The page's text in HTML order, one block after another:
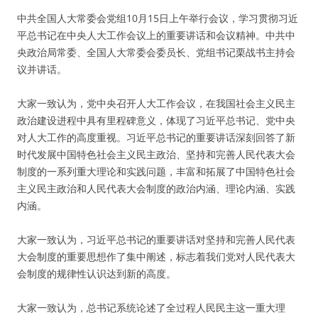
中共全国人大常委会党组10月15日上午举行会议，学习贯彻习近
平总书记在中央人大工作会议上的重要讲话和会议精神。中共中
央政治局常委、全国人大常委会委员长、党组书记栗战书主持会
议并讲话。
大家一致认为，党中央召开人大工作会议，在我国社会主义民主
政治建设进程中具有里程碑意义，体现了习近平总书记、党中央
对人大工作的高度重视。习近平总书记的重要讲话深刻回答了新
时代发展中国特色社会主义民主政治、坚持和完善人民代表大会
制度的一系列重大理论和实践问题，丰富和拓展了中国特色社会
主义民主政治和人民代表大会制度的政治内涵、理论内涵、实践
内涵。
大家一致认为，习近平总书记的重要讲话对坚持和完善人民代表
大会制度的重要思想作了集中阐述，标志着我们党对人民代表大
会制度的规律性认识达到新的高度。
大家一致认为，总书记系统论述了全过程人民民主这一重大理